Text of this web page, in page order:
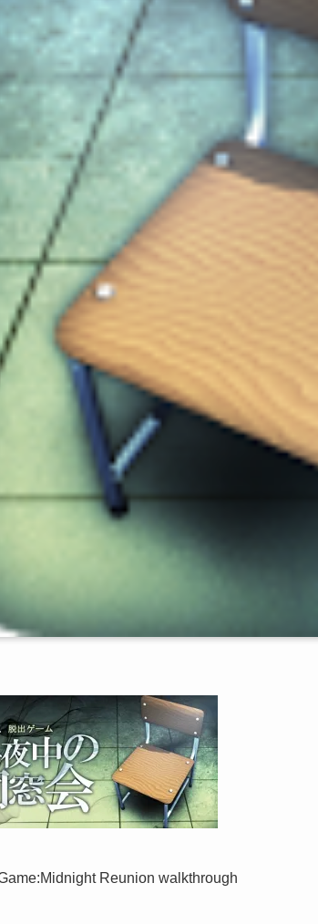
Reunion walkthrough